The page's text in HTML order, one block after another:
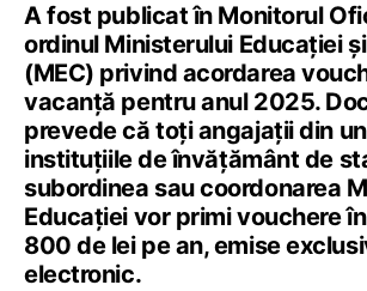
A fost publicat în Monitorul
ordinul Ministerului Educației
(MEC) privind acordarea
vacanță pentru anul 2025.
prevede că toți angajații din
instituțiile de învățământ de
subordinea sau coordonarea
Educației vor primi vouchere
800 de lei pe an, emise
electronic.